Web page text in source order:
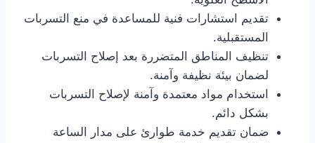
تقديم استشارات فنية للمساعدة في منع التسربات
المستقبلية.
تنظيف المناطق المتضررة بعد إصلاح التسربات
لضمان بيئة نظيفة وآمنة.
استخدام مواد معتمدة وآمنة لإصلاح التسربات
بشكل دائم.
ضمان تقديم خدمة طوارئ على مدار الساعة